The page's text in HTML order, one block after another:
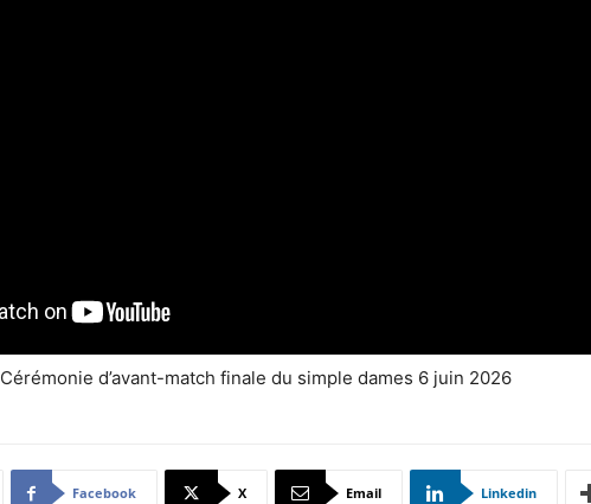
Cérémonie d’avant-match finale du simple dames 6 juin 2026
Facebook X Email Linkedin